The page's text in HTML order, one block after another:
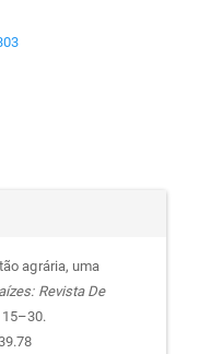
agrária, uma
Revista De